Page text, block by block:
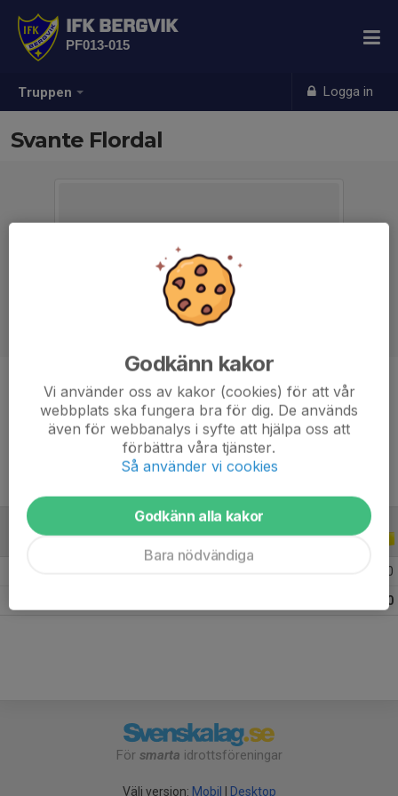
Truppen Logga in
IFK BERGVIK
PF013-015
Svante Flordal
Position
-
Ålder
12 år
ALLA SERIER ALLA ÅR
0
0
För smarta idrottsföreningar
Välj version: Mobil Desktop
Godkänn kakor
Vi använder oss av kakor (cookies) för att vår
webbplats ska fungera bra för dig. De används
även för webbanalys i syfte att hjälpa oss att
förbättra våra tjänster.
Så använder vi cookies
Godkänn alla kakor
Bara nödvändiga